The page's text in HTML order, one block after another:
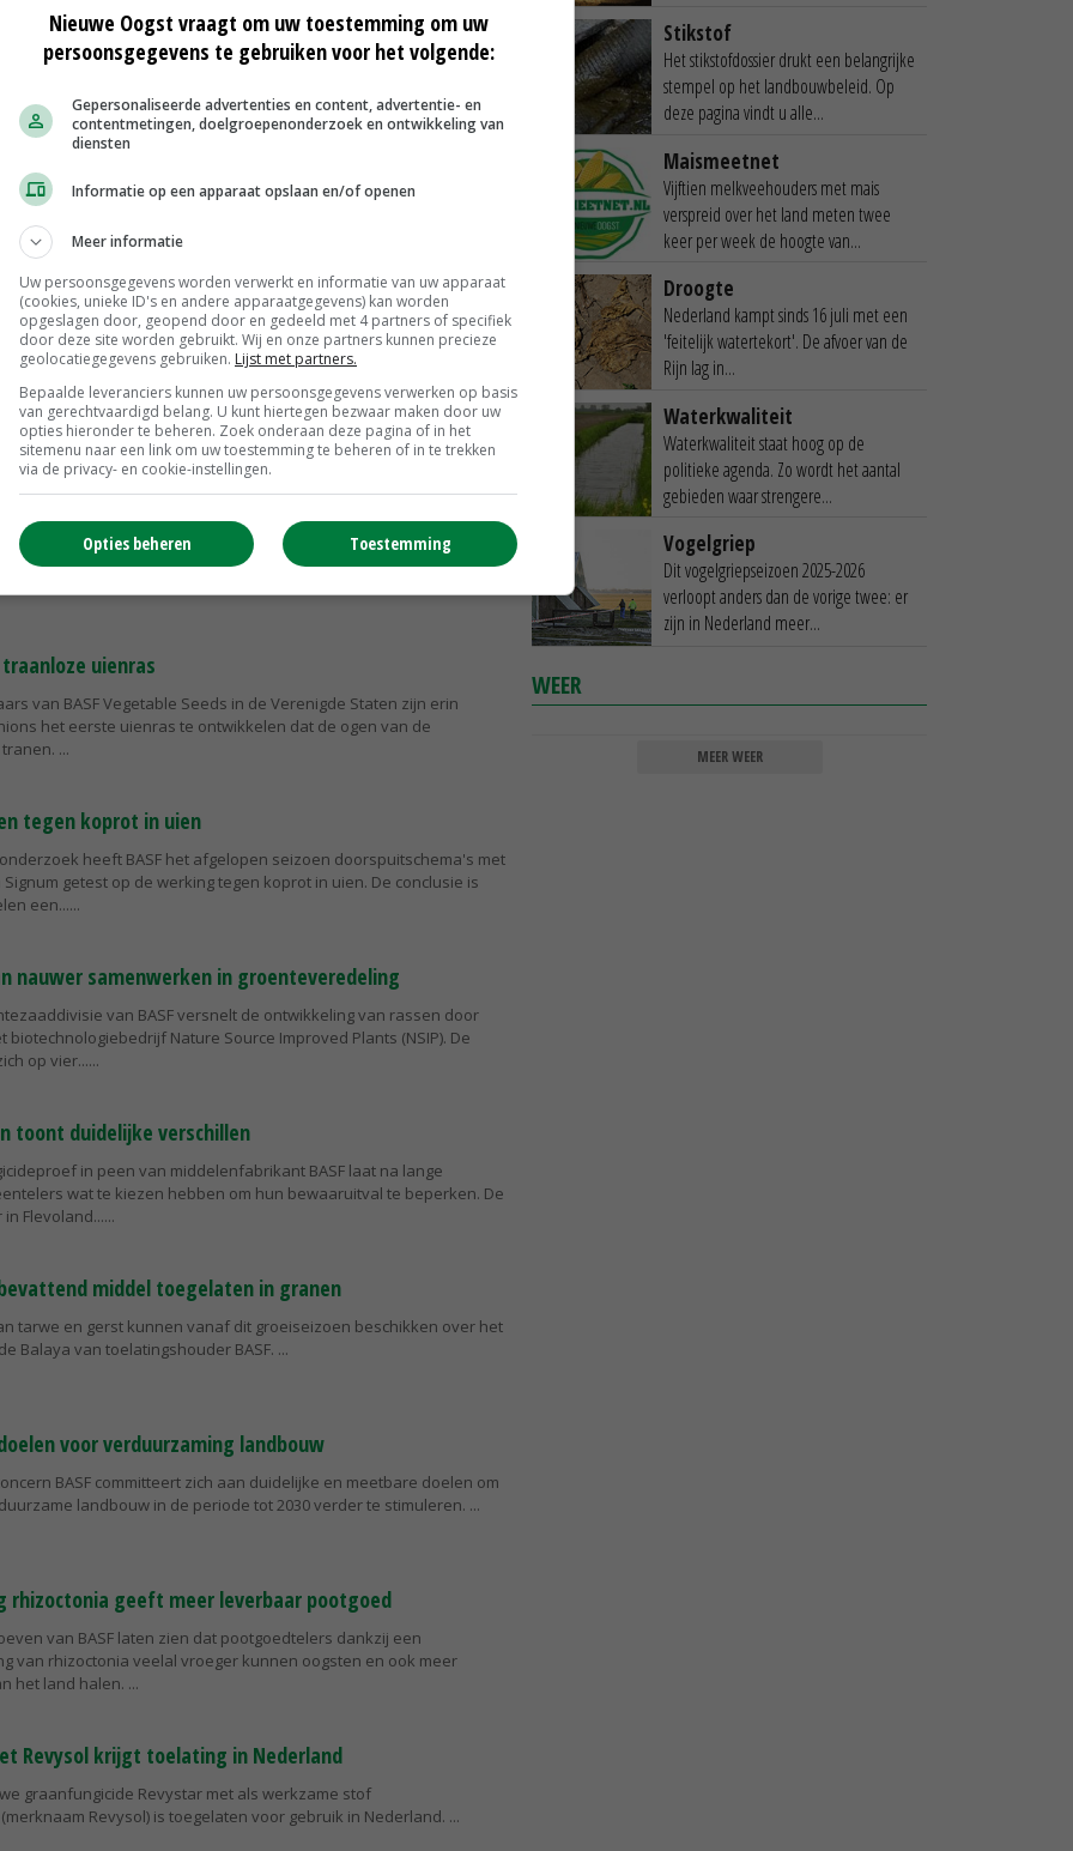
seizoen beperkt leverbaar
dat het problemen heeft met de levering van producten met de
Dat betreft onder meer de herbiciden Stomp 400 SC en Wing P.
ASL over
Seeds heeft per 1 januari officieel meloenveredelaar ASL
met het particuliere Franse bedrijf in de buurt van Avignon
ziet financiële cijfers stijgen
van het Duitse BASF heeft in de eerste helft van dit jaar
5,86 miljard euro. Dat is een stijging van 22 procent ten opzichte
bekendste merken bij Duitse boeren
met de grootste bekendheid, voordeel, voorkeur en imago in de
zijn BASF, Bayer Crop Science en Fendt.
uienras
van BASF Vegetable Seeds in de Verenigde Staten zijn erin
het eerste uienras te ontwikkelen dat de ogen van de
tegen koprot in uien
heeft BASF het afgelopen seizoen doorspuitschema's met
getest op de werking tegen koprot in uien. De conclusie is
een...
nauwer samenwerken in groenteveredeling
van BASF versnelt de ontwikkeling van rassen door
biotechnologiebedrijf Nature Source Improved Plants (NSIP). De
op vier...
toont duidelijke verschillen
in peen van middelenfabrikant BASF laat na lange
wat te kiezen hebben om hun bewaaruitval te beperken. De
Flevoland...
middel toegelaten in granen
tarwe en gerst kunnen vanaf dit groeiseizoen beschikken over het
Balaya van toelatingshouder BASF.
voor verduurzaming landbouw
BASF committeert zich aan duidelijke en meetbare doelen om
landbouw in de periode tot 2030 verder te stimuleren.
rhizoctonia geeft meer leverbaar pootgoed
van BASF laten zien dat pootgoedtelers dankzij een
van rhizoctonia veelal vroeger kunnen oogsten en ook meer
het land halen.
Revysol krijgt toelating in Nederland
graanfungicide Revystar met als werkzame stof
Revysol) is toegelaten voor gebruik in Nederland.
Stikstof
Het stikstofdossier drukt een belangrijke
stempel op het landbouwbeleid. Op
deze pagina vindt u alle...
Maismeetnet
Vijftien melkveehouders met mais
verspreid over het land meten twee
keer per week de hoogte van...
Droogte
Nederland kampt sinds 16 juli met een
'feitelijk watertekort'. De afvoer van de
Rijn lag in...
Waterkwaliteit
Waterkwaliteit staat hoog op de
politieke agenda. Zo wordt het aantal
gebieden waar strengere...
Vogelgriep
Dit vogelgriepseizoen 2025-2026
verloopt anders dan de vorige twee: er
zijn in Nederland meer...
WEER
MEER WEER
Nieuwe Oogst vraagt om uw toestemming om uw
persoonsgegevens te gebruiken voor het volgende:
Gepersonaliseerde advertenties en content, advertentie- en
contentmetingen, doelgroepenonderzoek en ontwikkeling van
diensten
Informatie op een apparaat opslaan en/of openen
Meer informatie
Uw persoonsgegevens worden verwerkt en informatie van uw apparaat
(cookies, unieke ID's en andere apparaatgegevens) kan worden
opgeslagen door, geopend door en gedeeld met 4 partners of specifiek
door deze site worden gebruikt. Wij en onze partners kunnen precieze
geolocatiegegevens gebruiken. Lijst met partners.
Bepaalde leveranciers kunnen uw persoonsgegevens verwerken op basis
van gerechtvaardigd belang. U kunt hiertegen bezwaar maken door uw
opties hieronder te beheren. Zoek onderaan deze pagina of in het
sitemenu naar een link om uw toestemming te beheren of in te trekken
via de privacy- en cookie-instellingen.
Toestemming
Opties beheren